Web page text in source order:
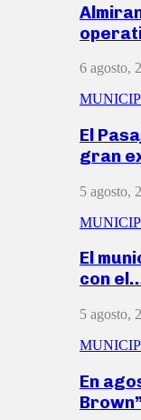
6 agosto,
El
gran
5 agosto,
El
con
5 agosto,
En